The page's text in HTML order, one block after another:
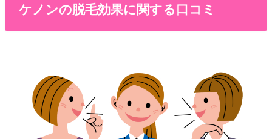
ケノンの脱毛効果に関する口コミ